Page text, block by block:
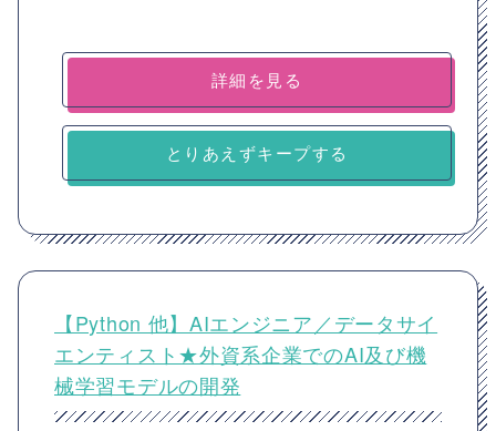
詳細を見る
とりあえずキープする
【Python 他】AIエンジニア／データサイ
エンティスト★外資系企業でのAI及び機
械学習モデルの開発